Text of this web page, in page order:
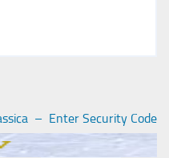
– Enter Security Code